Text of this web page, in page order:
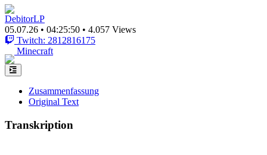
DebitorLP
05.07.26 • 04:25:50 • 4.057 Views
Twitch: 2812816175
Minecraft
Zusammenfassung
Original Text
Transkription